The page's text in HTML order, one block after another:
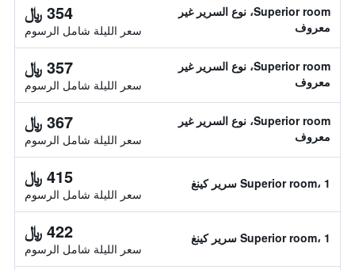
Superior room، نوع السرير غير
معروف
354 ﷼
سعر الليلة شامل الرسوم
Superior room، نوع السرير غير
معروف
357 ﷼
سعر الليلة شامل الرسوم
Superior room، نوع السرير غير
معروف
367 ﷼
سعر الليلة شامل الرسوم
Superior room، 1 سرير كينغ 415 ﷼
سعر الليلة شامل الرسوم
Superior room، 1 سرير كينغ 422 ﷼
سعر الليلة شامل الرسوم